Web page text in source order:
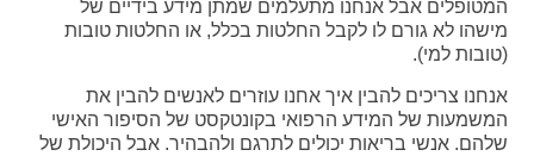
המטופלים אבל אנחנו מתעלמים שמתן מידע בידיים של
מישהו לא גורם לו לקבל החלטות בכלל, או החלטות טובות
(טובות למי).
אנחנו צריכים להבין איך אחנו עוזרים לאנשים להבין את
המשמעות של המידע הרפואי בקונטקסט של הסיפור האישי
שלהם. אנשי בריאות יכולים לתרגם ולהבהיר. אבל היכולת של